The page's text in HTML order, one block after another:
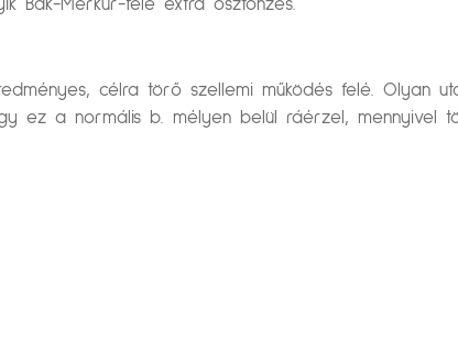
Bak-Merkúr-féle extra ösztönzés.
célra törő szellemi működés felé. Olyan
ez a normális b. mélyen belül ráérzel, mennyivel